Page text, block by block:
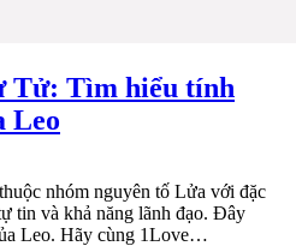
Tử: Tìm hiểu tính
Leo
nhóm nguyên tố Lửa với đặc
tin và khả năng lãnh đạo. Đây
Leo. Hãy cùng 1Love…